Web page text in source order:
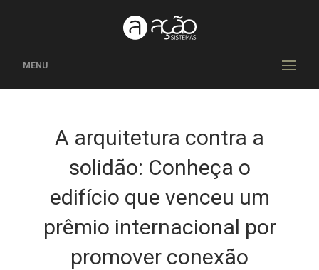
MENU
A arquitetura contra a
solidão: Conheça o
edifício que venceu um
prêmio internacional por
promover conexão